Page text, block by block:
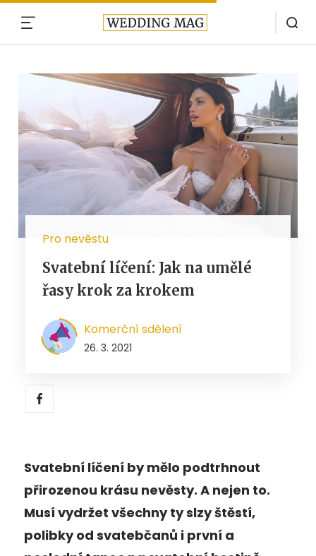
Pro nevěstu
Svatební líčení: Jak na umělé
řasy krok za krokem
Komerční sdělení
26. 3. 2021
Svatební líčení by mělo podtrhnout
přirozenou krásu nevěsty. A nejen to.
Musí vydržet všechny ty slzy štěstí,
polibky od svatebčanů i první a